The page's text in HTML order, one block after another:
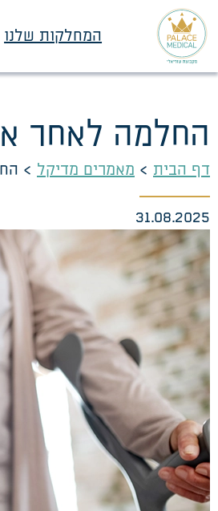
המחלקות שלנו
החלמה לאחר
דף הבית > מאמרים מדיקל >
31.08.2025